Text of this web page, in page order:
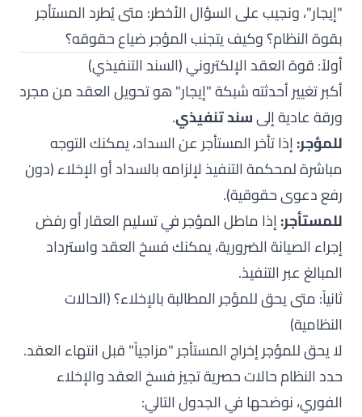
"إيجار"، ونجيب على السؤال الأخطر: متى يُطرد المستأجر
بقوة النظام؟ وكيف يتجنب المؤجر ضياع حقوقه؟
أولاً: قوة العقد الإلكتروني (السند التنفيذي)
أكبر تغيير أحدثته شبكة "إيجار" هو تحويل العقد من مجرد
ورقة عادية إلىسند تنفيذي.
للمؤجر:إذا تأخر المستأجر عن السداد، يمكنك التوجه
مباشرة لمحكمة التنفيذ لإلزامه بالسداد أو الإخلاء (دون
رفع دعوى حقوقية).
للمستأجر:إذا ماطل المؤجر في تسليم العقار أو رفض
إجراء الصيانة الضرورية، يمكنك فسخ العقد واسترداد
المبالغ عبر التنفيذ.
ثانياً: متى يحق للمؤجر المطالبة بالإخلاء؟ (الحالات
النظامية)
لا يحق للمؤجر إخراج المستأجر "مزاجياً" قبل انتهاء العقد.
حدد النظام حالات حصرية تجيز فسخ العقد والإخلاء
الفوري، نوضحها في الجدول التالي: